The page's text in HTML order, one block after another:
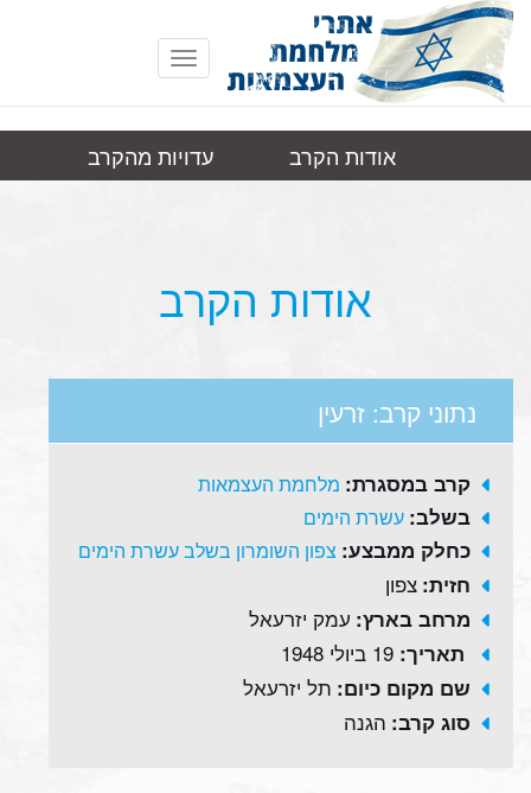
Toggle
navigation
זרעין
אודות הקרב
עדויות מהקרב
אודות הקרב
נתוני קרב: זרעין
קרב במסגרת: מלחמת העצמאות
בשלב: עשרת הימים
כחלק ממבצע: צפון השומרון בשלב עשרת הימים
חזית: צפון
מרחב בארץ: עמק יזרעאל
תאריך: 19 ביולי 1948
שם מקום כיום: תל יזרעאל
סוג קרב: הגנה